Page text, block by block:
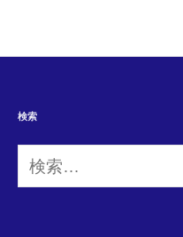
検索
検
索: